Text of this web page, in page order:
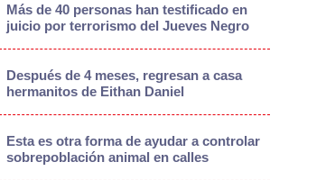
Más de 40 personas han testificado en
juicio por terrorismo del Jueves Negro
Después de 4 meses, regresan a casa
hermanitos de Eithan Daniel
Esta es otra forma de ayudar a controlar
sobrepoblación animal en calles